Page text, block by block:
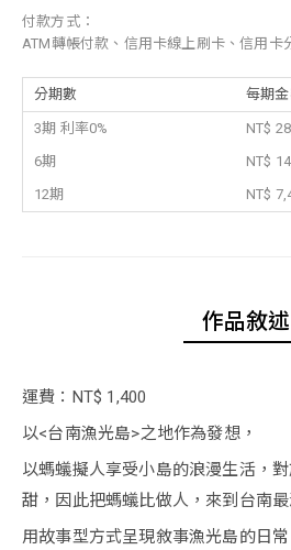
付款方式：
ATM轉帳付款、信用卡線上刷卡、信用卡
分期數 每期
3期 利率0%
NT$
6期
NT$
12期
NT$
作品敘述
運費：NT$ 1,400
以<台南漁光島>之地作為發想，
以螞蟻擬人享受小島的浪漫生活，
甜，因此把螞蟻比做人，來到台南最
用故事型方式呈現敘事漁光島的日